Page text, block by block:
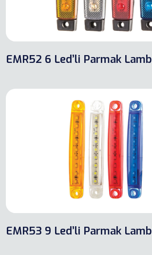
EMR52 6 Led’li Parmak
EMR53 9 Led’li Parmak